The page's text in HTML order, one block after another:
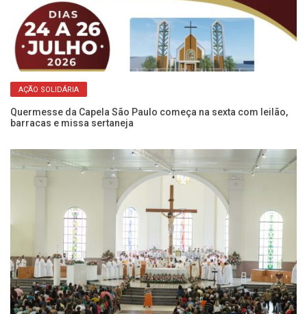
AÇÃO SOLIDÁRIA
Quermesse da Capela São Paulo começa na sexta com leilão,
barracas e missa sertaneja